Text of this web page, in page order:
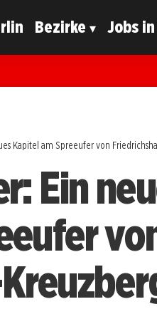
Bezirke Jobs
Kapitel am Spreeufer von
Ein